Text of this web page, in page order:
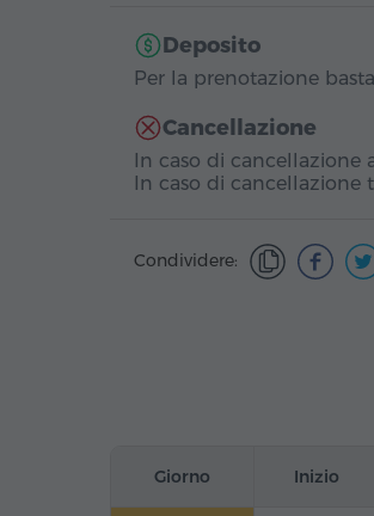
Deposito
Per la prenotazione
Cancellazione
In caso di
In caso di cancellazione
Condividere:
Giorno Inizio